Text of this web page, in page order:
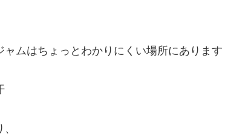
ムはちょっとわかりにくい場所にありま